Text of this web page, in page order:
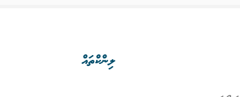
ލިންކްތައް